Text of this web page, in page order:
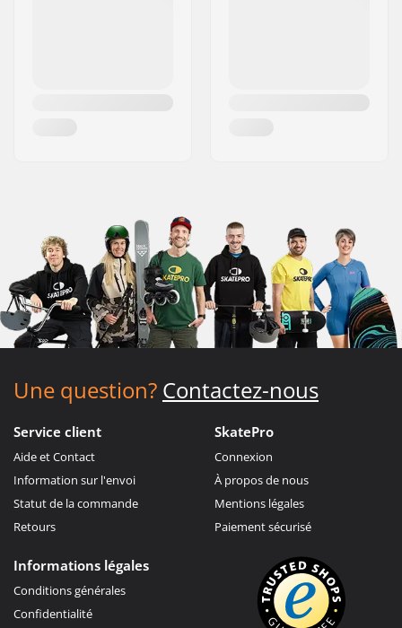
Une question? Contactez-nous
Service client
Aide et Contact
Information sur l'envoi
Statut de la commande
Retours
SkatePro
Connexion
À propos de nous
Mentions légales
Paiement sécurisé
Informations légales
Conditions générales
Confidentialité